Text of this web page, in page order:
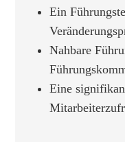
Ein
Nahbare
Eine